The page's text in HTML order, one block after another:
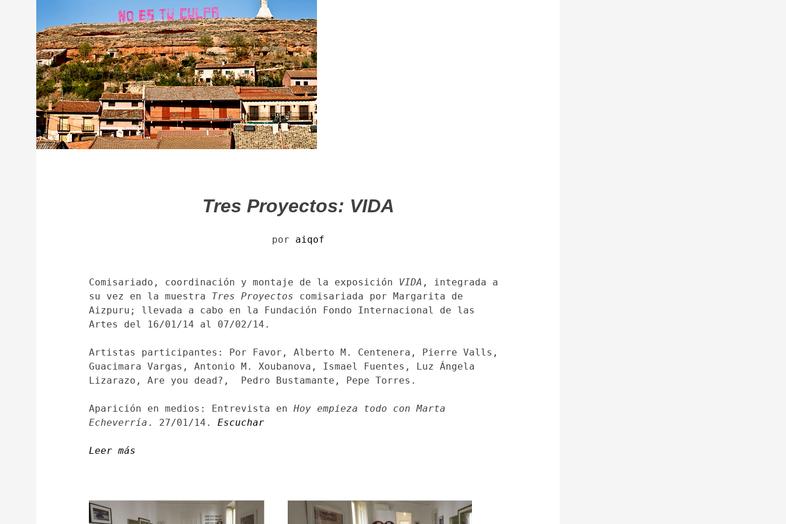
Tres Proyectos: VIDA
por aiqof
Comisariado, coordinación y montaje de la exposición VIDA , integrada a
su vez en la muestra Tres Proyectos comisariada por Margarita de
Aizpuru; llevada a cabo en la Fundación Fondo Internacional de las
Artes del 16/01/14 al 07/02/14.
Artistas participantes: Por Favor, Alberto M. Centenera, Pierre Valls,
Guacimara Vargas, Antonio M. Xoubanova, Ismael Fuentes, Luz Ángela
Lizarazo, Are you dead?, Pedro Bustamante, Pepe Torres.
Aparición en medios: Entrevista en Hoy empieza todo con Marta
Echeverría . 27/01/14. Escuchar
Leer más